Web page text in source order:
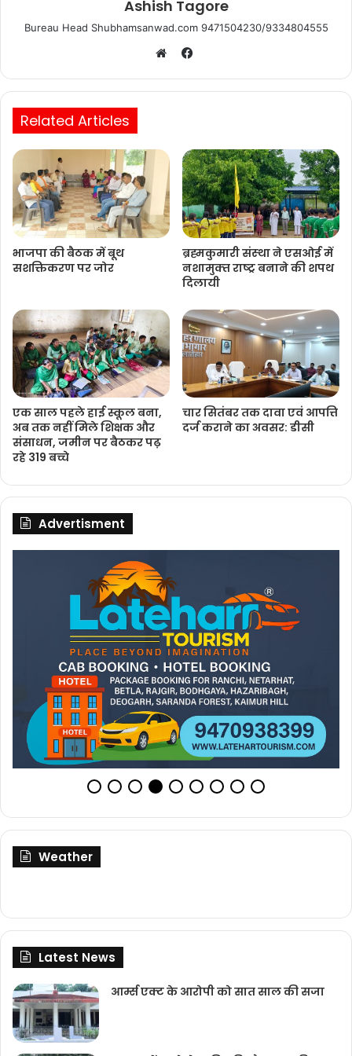
Ashish Tagore
Bureau Head Shubhamsanwad.com 9471504230/9334804555
Facebook
Related Articles
भाजपा की बैठक में बूथ
सशक्तिकरण पर जोर
ब्रह्मकुमारी संस्‍था ने एसओई में
नशामुक्‍त राष्‍ट्र बनाने की शपथ
दिलायी
एक साल पहले हाई स्कूल बना,
अब तक नहीं मिले शिक्षक और
संसाधन, जमीन पर बैठकर पढ़
रहे 319 बच्चे
चार सितंबर तक दावा एवं आपत्ति
दर्ज कराने का अवसर: डीसी
Advertisment
Weather
Latest News
आर्म्स एक्ट के आरोपी को सात साल की सजा